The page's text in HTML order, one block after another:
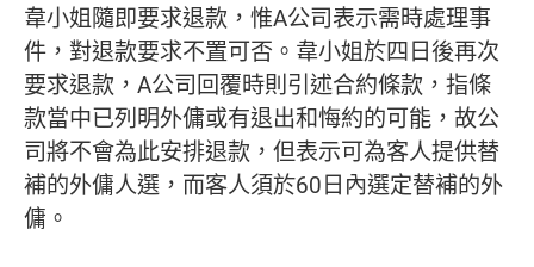
韋小姐隨即要求退款，惟A公司表示需時處理事
件，對退款要求不置可否。韋小姐於四日後再次
要求退款，A公司回覆時則引述合約條款，指條
款當中已列明外傭或有退出和悔約的可能，故公
司將不會為此安排退款，但表示可為客人提供替
補的外傭人選，而客人須於60日內選定替補的外
傭。